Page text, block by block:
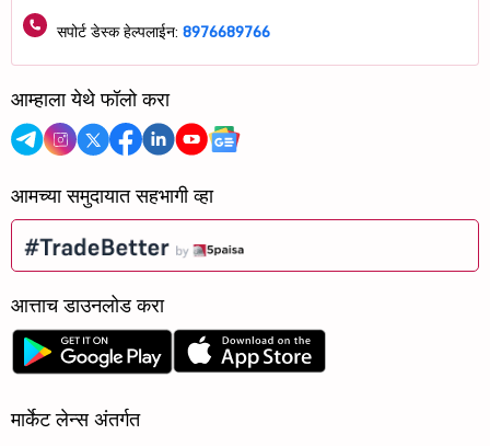
सपोर्ट डेस्क हेल्पलाईन: 8976689766
आम्हाला येथे फॉलो करा
आमच्या समुदायात सहभागी व्हा
आत्ताच डाउनलोड करा
मार्केट लेन्स अंतर्गत